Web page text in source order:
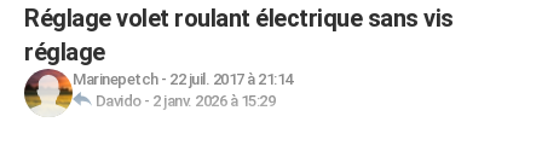
Réglage volet roulant électrique sans vis
réglage
Marinepetch- 22 juil. 2017 à 21:14
Davido- 2 janv. 2026 à 15:29